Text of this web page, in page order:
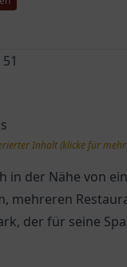
Inhalt (klicke für
in der Nähe von
mehreren
der für seine